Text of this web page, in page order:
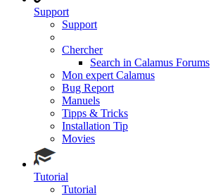
Support
Support
Chercher
Search in Calamus Forums
Mon expert Calamus
Bug Report
Manuels
Tipps & Tricks
Installation Tip
Movies
Tutorial
Tutorial